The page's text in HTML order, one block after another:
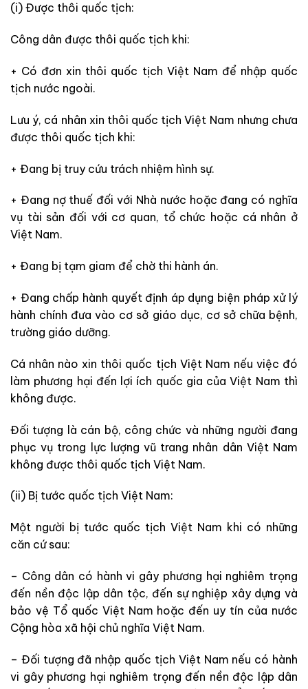
(i) Được thôi quốc tịch:
Công dân được thôi quốc tịch khi:
+ Có đơn xin thôi quốc tịch Việt Nam để nhập quốc
tịch nước ngoài.
Lưu ý, cá nhân xin thôi quốc tịch Việt Nam nhưng chưa
được thôi quốc tịch khi:
+ Đang bị truy cứu trách nhiệm hình sự.
+ Đang nợ thuế đối với Nhà nước hoặc đang có nghĩa
vụ tài sản đối với cơ quan, tổ chức hoặc cá nhân ở
Việt Nam.
+ Đang bị tạm giam để chờ thi hành án.
+ Đang chấp hành quyết định áp dụng biện pháp xử lý
hành chính đưa vào cơ sở giáo dục, cơ sở chữa bệnh,
trường giáo dưỡng.
Cá nhân nào xin thôi quốc tịch Việt Nam nếu việc đó
làm phương hại đến lợi ích quốc gia của Việt Nam thì
không được.
Đối tượng là cán bộ, công chức và những người đang
phục vụ trong lực lượng vũ trang nhân dân Việt Nam
không được thôi quốc tịch Việt Nam.
(ii) Bị tước quốc tịch Việt Nam:
Một người bị tước quốc tịch Việt Nam khi có những
căn cứ sau:
– Công dân có hành vi gây phương hại nghiêm trọng
đến nền độc lập dân tộc, đến sự nghiệp xây dựng và
bảo vệ Tổ quốc Việt Nam hoặc đến uy tín của nước
Cộng hòa xã hội chủ nghĩa Việt Nam.
– Đối tượng đã nhập quốc tịch Việt Nam nếu có hành
vi gây phương hại nghiêm trọng đến nền độc lập dân